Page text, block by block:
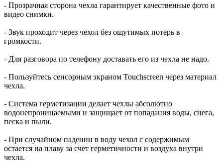
- Прозрачная сторона чехла гарантирует качественные фото и
видео снимки.
- Звук проходит через чехол без ощутимых потерь в
громкости.
- Для разговора по телефону доставать его из чехла не надо.
- Пользуйтесь сенсорным экраном Touchscreen через материал
чехла.
- Система герметизации делает чехлы абсолютно
водонепроницаемыми и защищает от попадания воды, снега,
песка и пыли.
- При случайном падении в воду чехол с содержимым
остается на плаву за счет герметичности и воздуха внутри
чехла.